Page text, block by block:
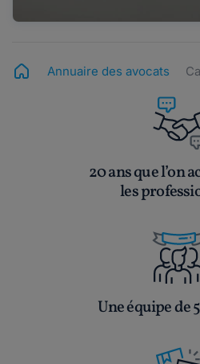
Annuaire des avocats
20 ans que l’on
les
Une équipe de